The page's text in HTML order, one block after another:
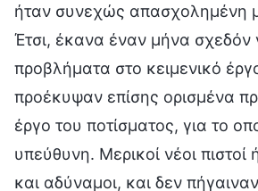
ήταν συνεχώς απασχολημένη
Έτσι, έκανα έναν μήνα σχεδόν
προβλήματα στο κειμενικό
προέκυψαν επίσης ορισμένα
έργο του ποτίσματος, για το
υπεύθυνη. Μερικοί νέοι πιστοί
και αδύναμοι, και δεν